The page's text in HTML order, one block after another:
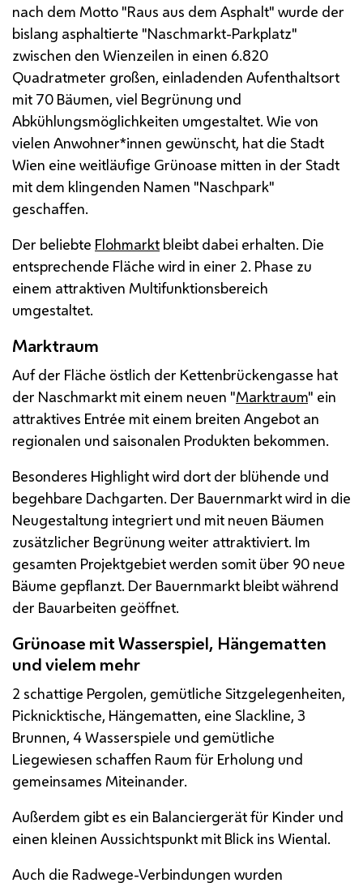
nach dem Motto "Raus aus dem Asphalt" wurde der
bislang asphaltierte "Naschmarkt-Parkplatz"
zwischen den Wienzeilen in einen 6.820
Quadratmeter großen, einladenden Aufenthaltsort
mit 70 Bäumen, viel Begrünung und
Abkühlungsmöglichkeiten umgestaltet. Wie von
vielen Anwohner*innen gewünscht, hat die Stadt
Wien eine weitläufige Grünoase mitten in der Stadt
mit dem klingenden Namen "Naschpark"
geschaffen.
Der beliebte Flohmarkt bleibt dabei erhalten. Die
entsprechende Fläche wird in einer 2. Phase zu
einem attraktiven Multifunktionsbereich
umgestaltet.
Marktraum
Auf der Fläche östlich der Kettenbrückengasse hat
der Naschmarkt mit einem neuen "Marktraum" ein
attraktives Entrée mit einem breiten Angebot an
regionalen und saisonalen Produkten bekommen.
Besonderes Highlight wird dort der blühende und
begehbare Dachgarten. Der Bauernmarkt wird in die
Neugestaltung integriert und mit neuen Bäumen
zusätzlicher Begrünung weiter attraktiviert. Im
gesamten Projektgebiet werden somit über 90 neue
Bäume gepflanzt. Der Bauernmarkt bleibt während
der Bauarbeiten geöffnet.
Grünoase mit Wasserspiel, Hängematten
und vielem mehr
2 schattige Pergolen, gemütliche Sitzgelegenheiten,
Picknicktische, Hängematten, eine Slackline, 3
Brunnen, 4 Wasserspiele und gemütliche
Liegewiesen schaffen Raum für Erholung und
gemeinsames Miteinander.
Außerdem gibt es ein Balanciergerät für Kinder und
einen kleinen Aussichtspunkt mit Blick ins Wiental.
Auch die Radwege-Verbindungen wurden